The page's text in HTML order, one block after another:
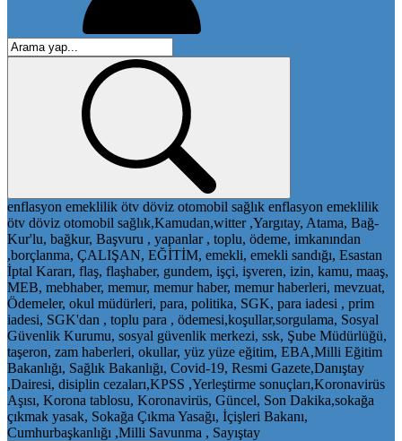
enflasyon emeklilik ötv döviz otomobil sağlık enflasyon emeklilik
ötv döviz otomobil sağlık,Kamudan,witter ,Yargıtay, Atama, Bağ-
Kur'lu, bağkur, Başvuru , yapanlar , toplu, ödeme, imkanından
,borçlanma, ÇALIŞAN, EĞİTİM, emekli, emekli sandığı, Esastan
İptal Kararı, flaş, flaşhaber, gundem, işçi, işveren, izin, kamu, maaş,
MEB, mebhaber, memur, memur haber, memur haberleri, mevzuat,
Ödemeler, okul müdürleri, para, politika, SGK, para iadesi , prim
iadesi, SGK'dan , toplu para , ödemesi,koşullar,sorgulama, Sosyal
Güvenlik Kurumu, sosyal güvenlik merkezi, ssk, Şube Müdürlüğü,
taşeron, zam haberleri, okullar, yüz yüze eğitim, EBA,Milli Eğitim
Bakanlığı, Sağlık Bakanlığı, Covid-19, Resmi Gazete,Danıştay
,Dairesi, disiplin cezaları,KPSS ,Yerleştirme sonuçları,Koronavirüs
Aşısı, Korona tablosu, Koronavirüs, Güncel, Son Dakika,sokağa
çıkmak yasak, Sokağa Çıkma Yasağı, İçişleri Bakanı,
Cumhurbaşkanlığı ,Milli Savunma , Sayıştay